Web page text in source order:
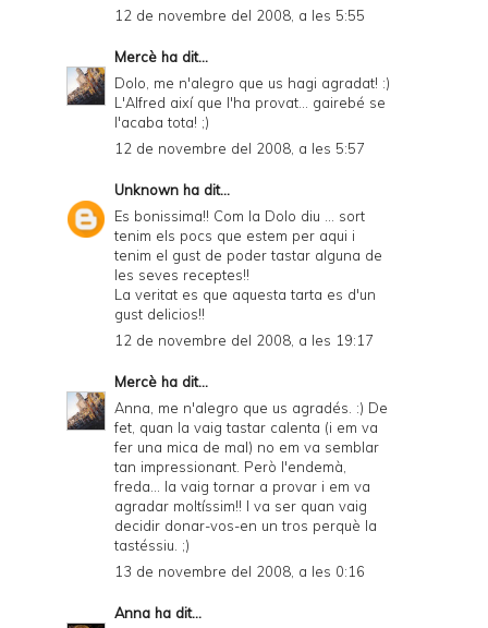
12 de novembre del 2008, a les 5:55
Mercè ha dit...
Dolo, me n'alegro que us hagi agradat! :)
L'Alfred així que l'ha provat... gairebé se
l'acaba tota! ;)
12 de novembre del 2008, a les 5:57
Unknown ha dit...
Es bonissima!! Com la Dolo diu ... sort
tenim els pocs que estem per aqui i
tenim el gust de poder tastar alguna de
les seves receptes!!
La veritat es que aquesta tarta es d'un
gust delicios!!
12 de novembre del 2008, a les 19:17
Mercè ha dit...
Anna, me n'alegro que us agradés. :) De
fet, quan la vaig tastar calenta (i em va
fer una mica de mal) no em va semblar
tan impressionant. Però l'endemà,
freda... la vaig tornar a provar i em va
agradar moltíssim!! I va ser quan vaig
decidir donar-vos-en un tros perquè la
tastéssiu. ;)
13 de novembre del 2008, a les 0:16
Anna ha dit...